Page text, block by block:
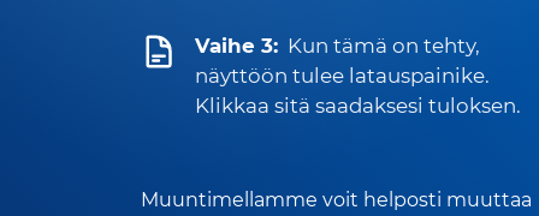
Vaihe 3: Kun tämä on tehty,
näyttöön tulee latauspainike.
Klikkaa sitä saadaksesi tuloksen.
Muuntimellamme voit helposti muuttaa